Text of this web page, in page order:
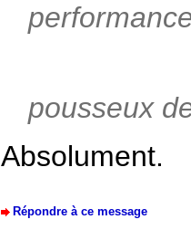
pousseux
Absolument.
Répondre à ce message